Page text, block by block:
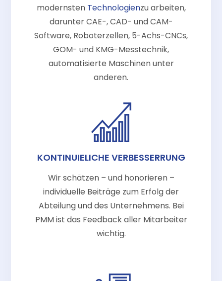
modernsten Technologienzu arbeiten,
darunter CAE-, CAD- und CAM-
Software, Roboterzellen, 5-Achs-CNCs,
GOM- und KMG-Messtechnik,
automatisierte Maschinen unter
anderen.
KONTINUIELICHE VERBESSERRUNG
Wir schätzen – und honorieren –
individuelle Beiträge zum Erfolg der
Abteilung und des Unternehmens. Bei
PMM ist das Feedback aller Mitarbeiter
wichtig.